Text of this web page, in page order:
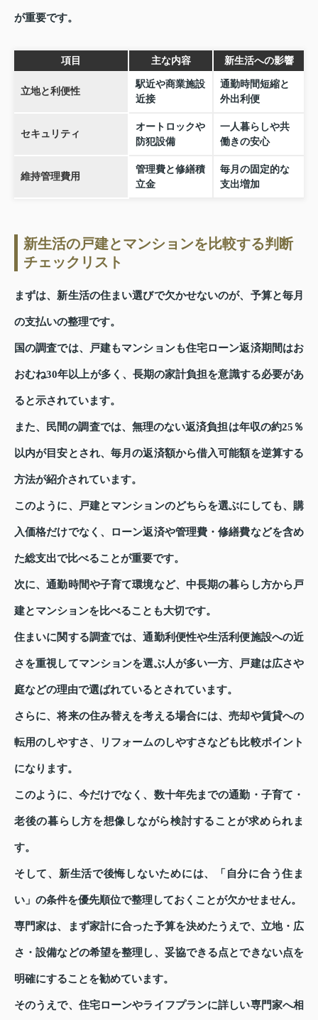
が重要です。
項目 主な内容 新生活への影響
立地と利便性
駅近や商業施設
近接
通勤時間短縮と
外出利便
セキュリティ
オートロックや
防犯設備
一人暮らしや共
働きの安心
維持管理費用
管理費と修繕積
立金
毎月の固定的な
支出増加
新生活の戸建とマンションを比較する判断
チェックリスト
まずは、新生活の住まい選びで欠かせないのが、予算と毎月
の支払いの整理です。
国の調査では、戸建もマンションも住宅ローン返済期間はお
おむね30年以上が多く、長期の家計負担を意識する必要があ
ると示されています。
また、民間の調査では、無理のない返済負担は年収の約25％
以内が目安とされ、毎月の返済額から借入可能額を逆算する
方法が紹介されています。
このように、戸建とマンションのどちらを選ぶにしても、購
入価格だけでなく、ローン返済や管理費・修繕費などを含め
た総支出で比べることが重要です。
次に、通勤時間や子育て環境など、中長期の暮らし方から戸
建とマンションを比べることも大切です。
住まいに関する調査では、通勤利便性や生活利便施設への近
さを重視してマンションを選ぶ人が多い一方、戸建は広さや
庭などの理由で選ばれているとされています。
さらに、将来の住み替えを考える場合には、売却や賃貸への
転用のしやすさ、リフォームのしやすさなども比較ポイント
になります。
このように、今だけでなく、数十年先までの通勤・子育て・
老後の暮らし方を想像しながら検討することが求められま
す。
そして、新生活で後悔しないためには、「自分に合う住ま
い」の条件を優先順位で整理しておくことが欠かせません。
専門家は、まず家計に合った予算を決めたうえで、立地・広
さ・設備などの希望を整理し、妥協できる点とできない点を
明確にすることを勧めています。
そのうえで、住宅ローンやライフプランに詳しい専門家へ相